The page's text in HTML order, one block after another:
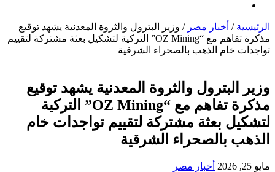
الرئيسية / أخبار مصر / وزير البترول والثروة المعدنية يشهد توقيع
مذكرة تفاهم مع “OZ Mining” التركية لتشكيل بعثة مشتركة لتقييم
تواجدات خام الذهب بالصحراء الشرقية
وزير البترول والثروة المعدنية يشهد توقيع
مذكرة تفاهم مع “OZ Mining” التركية
لتشكيل بعثة مشتركة لتقييم تواجدات خام
الذهب بالصحراء الشرقية
مايو 25, 2026 أخبار مصر